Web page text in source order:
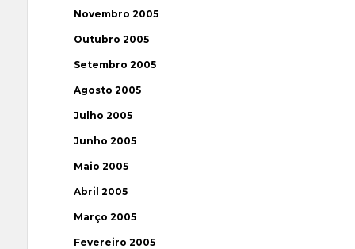
Novembro 2005
Outubro 2005
Setembro 2005
Agosto 2005
Julho 2005
Junho 2005
Maio 2005
Abril 2005
Março 2005
Fevereiro 2005